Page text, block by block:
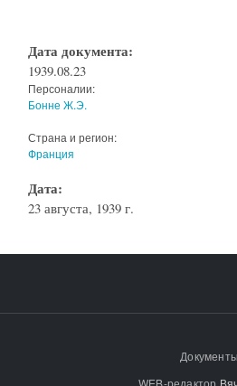
Дата документа:
1939.08.23
Персоналии:
Бонне Ж.Э.
Страна и регион:
Франция
Дата:
23 августа, 1939 г.